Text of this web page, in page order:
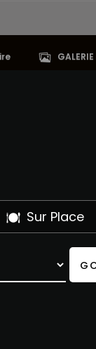
GALERIE